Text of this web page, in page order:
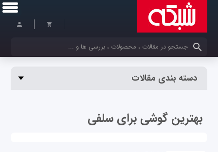
کلمات کلیدی خود را وارد کنید
دسته بندی مقالات
بهترین گوشی برای سلفی